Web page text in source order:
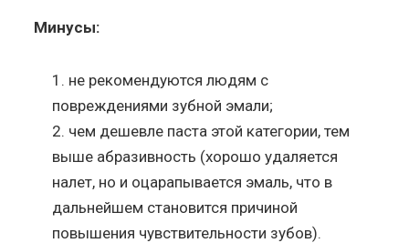
Минусы:
не рекомендуются людям с
повреждениями зубной эмали;
чем дешевле паста этой категории, тем
выше абразивность (хорошо удаляется
налет, но и оцарапывается эмаль, что в
дальнейшем становится причиной
повышения чувствительности зубов).